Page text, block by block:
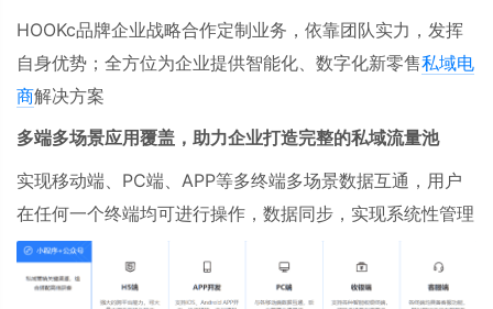
HOOKc品牌企业战略合作定制业务，依靠团队实力，发挥
自身优势；全方位为企业提供智能化、数字化新零售私域电
商解决方案
多端多场景应用覆盖，助力企业打造完整的私域流量池
实现移动端、 PC端、 APP等多终端多场景数据互通，用户
在任何一个终端均可进行操作，数据同步，实现系统性管理